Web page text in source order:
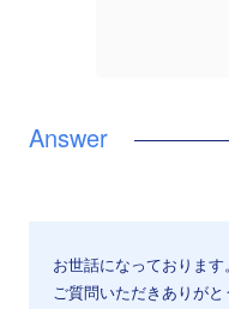
お世話になっております。
ご質問いただきありがと